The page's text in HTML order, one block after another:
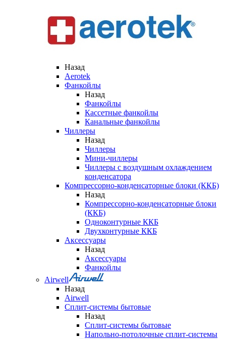
Назад
Aerotek
Фанкойлы
Назад
Фанкойлы
Кассетные фанкойлы
Канальные фанкойлы
Чиллеры
Назад
Чиллеры
Мини-чиллеры
Чиллеры с воздушным охлаждением
конденсатора
Компрессорно-конденсаторные блоки (ККБ)
Назад
Компрессорно-конденсаторные блоки
(ККБ)
Одноконтурные ККБ
Двухконтурные ККБ
Аксессуары
Назад
Аксессуары
Фанкойлы
Airwell
Назад
Airwell
Сплит-системы бытовые
Назад
Сплит-системы бытовые
Напольно-потолочные сплит-системы